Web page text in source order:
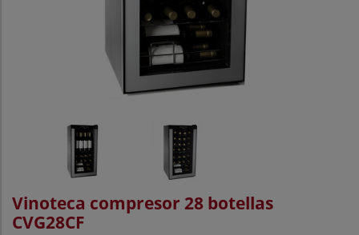
Vinoteca compresor 28 botellas
CVG28CF